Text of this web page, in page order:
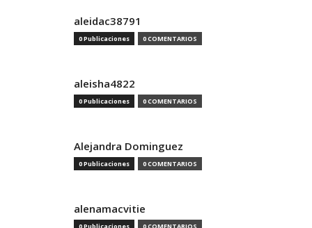
aleidac38791
0 Publicaciones 0 COMENTARIOS
aleisha4822
0 Publicaciones 0 COMENTARIOS
Alejandra Dominguez
0 Publicaciones 0 COMENTARIOS
alenamacvitie